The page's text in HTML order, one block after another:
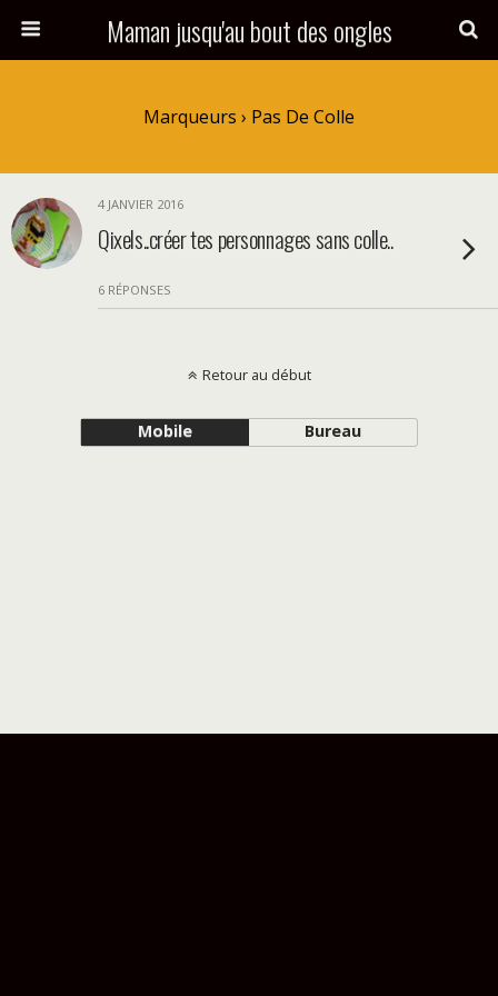
Maman jusqu'au bout des ongles
Marqueurs › Pas De Colle
4 JANVIER 2016
Qixels..créer tes personnages sans colle..
6 RÉPONSES
Retour au début
Mobile Bureau